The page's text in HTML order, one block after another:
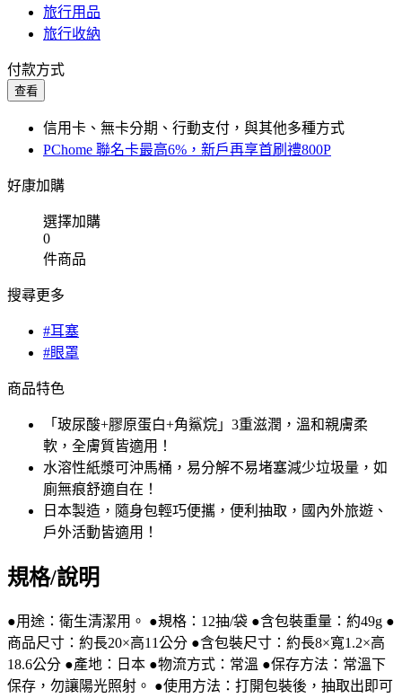
旅行用品
旅行收納
付款方式
查看
信用卡、無卡分期、行動支付，與其他多種方式
PChome 聯名卡最高6%，新戶再享首刷禮800P
好康加購
選擇加購
0
件商品
搜尋更多
#耳塞
#眼罩
商品特色
「玻尿酸+膠原蛋白+角鯊烷」3重滋潤，溫和親膚柔
軟，全膚質皆適用！
水溶性紙漿可沖馬桶，易分解不易堵塞減少垃圾量，如
廁無痕舒適自在！
日本製造，隨身包輕巧便攜，便利抽取，國內外旅遊、
戶外活動皆適用！
規格/說明
●用途：衛生清潔用。 ●規格：12抽/袋 ●含包裝重量：約49g ●
商品尺寸：約長20×高11公分 ●含包裝尺寸：約長8×寬1.2×高
18.6公分 ●產地：日本 ●物流方式：常溫 ●保存方法：常溫下
保存，勿讓陽光照射。 ●使用方法：打開包裝後，抽取出即可